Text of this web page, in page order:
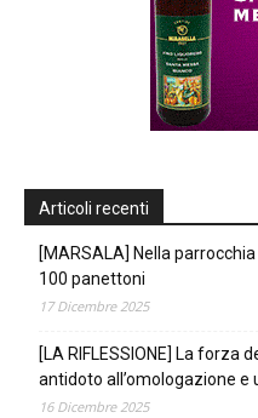
Articoli recenti
[MARSALA] Nella
100 panettoni
17 Dicembre 2025
[LA RIFLESSIONE] La forza
antidoto all’omologazione e
16 Dicembre 2025